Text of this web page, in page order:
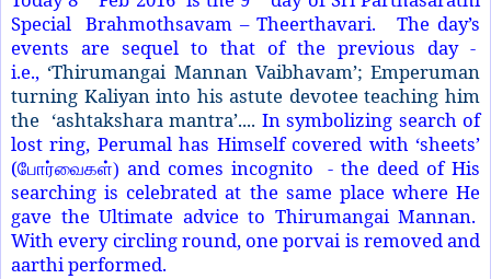
Special Brahmothsavam – Theerthavari. The day’s
events are sequel to that of the previous day -
i.e., ‘Thirumangai Mannan Vaibhavam’; Emperuman
turning Kaliyan into his astute devotee teaching him
the ‘ashtakshara mantra’.... In symbolizing search of
lost ring, Perumal has Himself covered with ‘sheets’
(போர்வைகள்) and comes incognito - the deed of His
searching is celebrated at the same place where He
gave the Ultimate advice to Thirumangai Mannan.
With every circling round, one porvai is removed and
aarthi performed.